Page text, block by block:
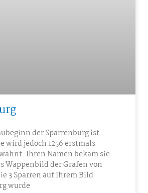
der Sparrenburg ist
wird jedoch 1256 erstmals
Ihren Namen bekam sie
Wappenbild der Grafen von
3 Sparren auf Ihrem Bild
wurde